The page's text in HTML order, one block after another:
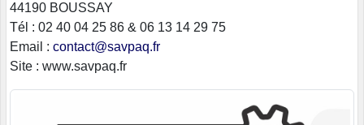
44190 BOUSSAY
Tél : 02 40 04 25 86 & 06 13 14 29 75
Email : contact@savpaq.fr
Site : www.savpaq.fr